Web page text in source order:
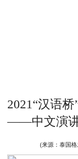
2021“汉语
——中文演讲
(来源：泰国格